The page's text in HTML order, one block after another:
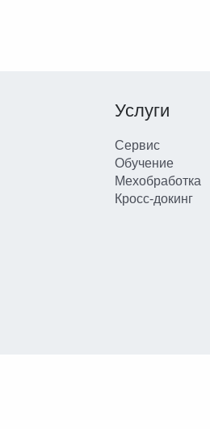
Услуги
Сервис
Обучение
Мехобработка
Кросс-докинг